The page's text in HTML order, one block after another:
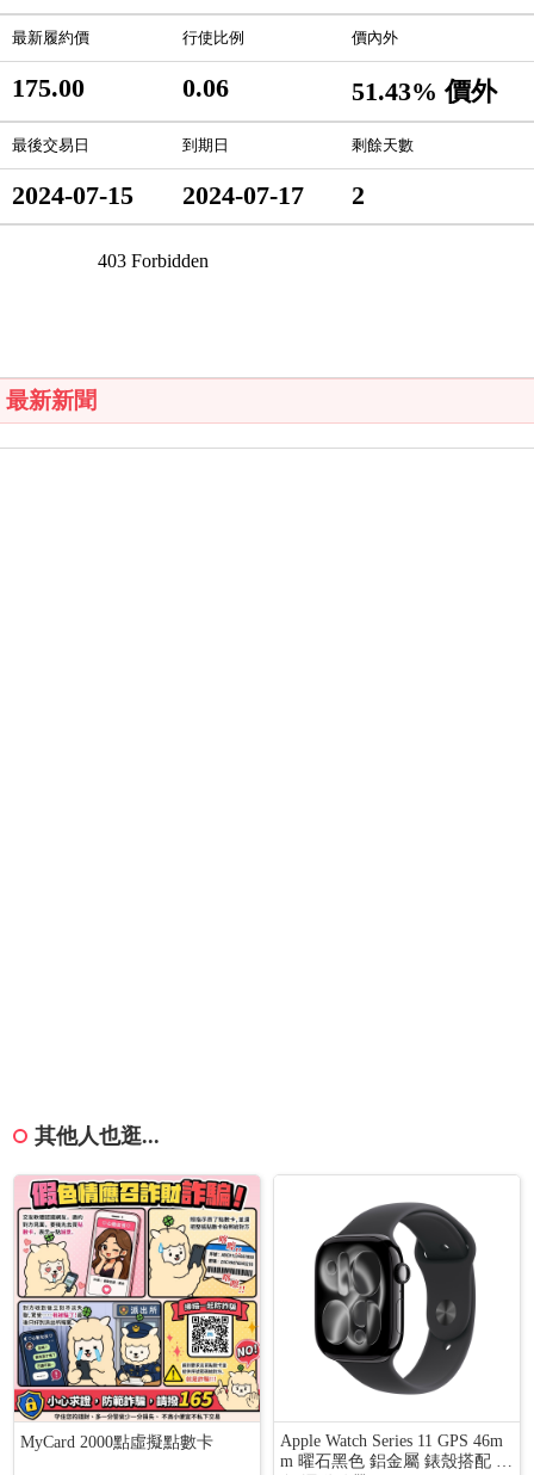
最新履約價 行使比例 價內外
175.00 0.06 51.43% 價外
最後交易日 到期日 剩餘天數
2024-07-15 2024-07-17 2
最新新聞
其他人也逛...
MyCard 2000點虛擬點數卡
Apple Watch Series 11 GPS 46m
m 曜石黑色 鋁金屬 錶殼搭配 黑